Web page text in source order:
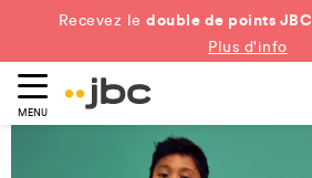
Recevez ledouble de points JBC
Plus d'info
MENU